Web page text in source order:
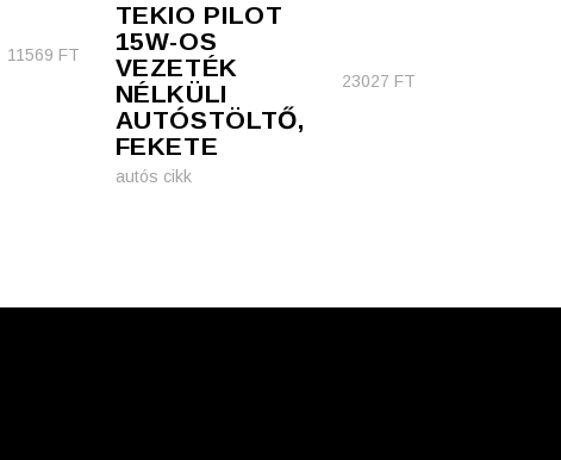
11569 FT
TEKIO PILOT
15W-OS
VEZETÉK
NÉLKÜLI
AUTÓSTÖLTŐ,
FEKETE
23027 FT
autós cikk